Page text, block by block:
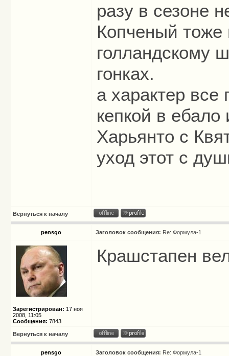
разу в сезоне
Копченый тоже
голландскому
гонках.
а характер
кепкой в ебало
Харьянто с
уход этот с
Вернуться к началу
pensgo Заголовок сообщения: Re: Формула-1
Зарегистрирован: 17 ноя
2008, 11:05
Сообщения: 7843
Крашстапен
Вернуться к началу
pensgo Заголовок сообщения: Re: Формула-1